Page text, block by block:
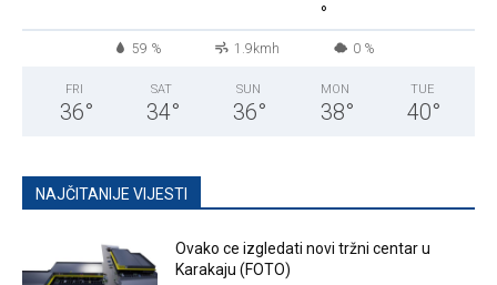
°
59 % 1.9kmh 0 %
FRI
36°
SAT
34°
SUN
36°
MON
38°
TUE
40°
NAJČITANIJE VIJESTI
Ovako ce izgledati novi tržni centar u
Karakaju (FOTO)